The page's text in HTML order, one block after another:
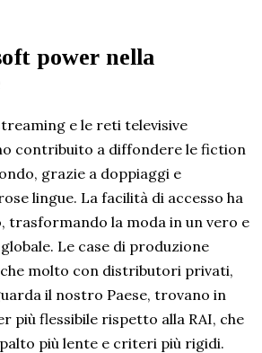
power nella
e le reti televisive
contribuito a diffondere le fiction
grazie a doppiaggi e
lingue. La facilità di accesso ha
trasformando la moda in un vero e
Le case di produzione
molto con distributori privati,
il nostro Paese, trovano in
più flessibile rispetto alla RAI, che
più lente e criteri più rigidi.